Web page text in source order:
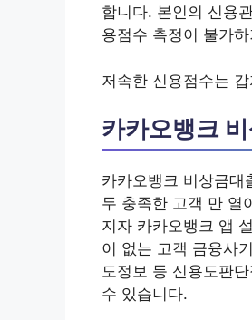
합니다. 본인의 신용
용점수 측정이 불가
저속한 신용점수는
카카오뱅크
카카오뱅크 비상금대
두 충족한 고객 만 열
지자 카카오뱅크 앱
이 없는 고객 금융사
도정보 등 신용도판
수 있습니다.